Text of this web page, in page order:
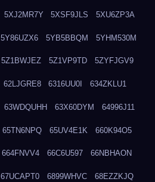
5XJ2MR7Y 5XSF9JLS 5XU6ZP3A
5Y86UZX6 5YB5BBQM 5YHM530M
5Z1BWJEZ 5Z1VP9TD 5ZYFJGV9
62LJGRE8 6316UU0I 634ZKLU1
63WDQUHH 63X60DYM 64996J11
65TN6NPQ 65UV4E1K 660K94O5
664FNVV4 66C6U597 66NBHAON
67UCAPT0 6899WHVC 68EZZKJQ